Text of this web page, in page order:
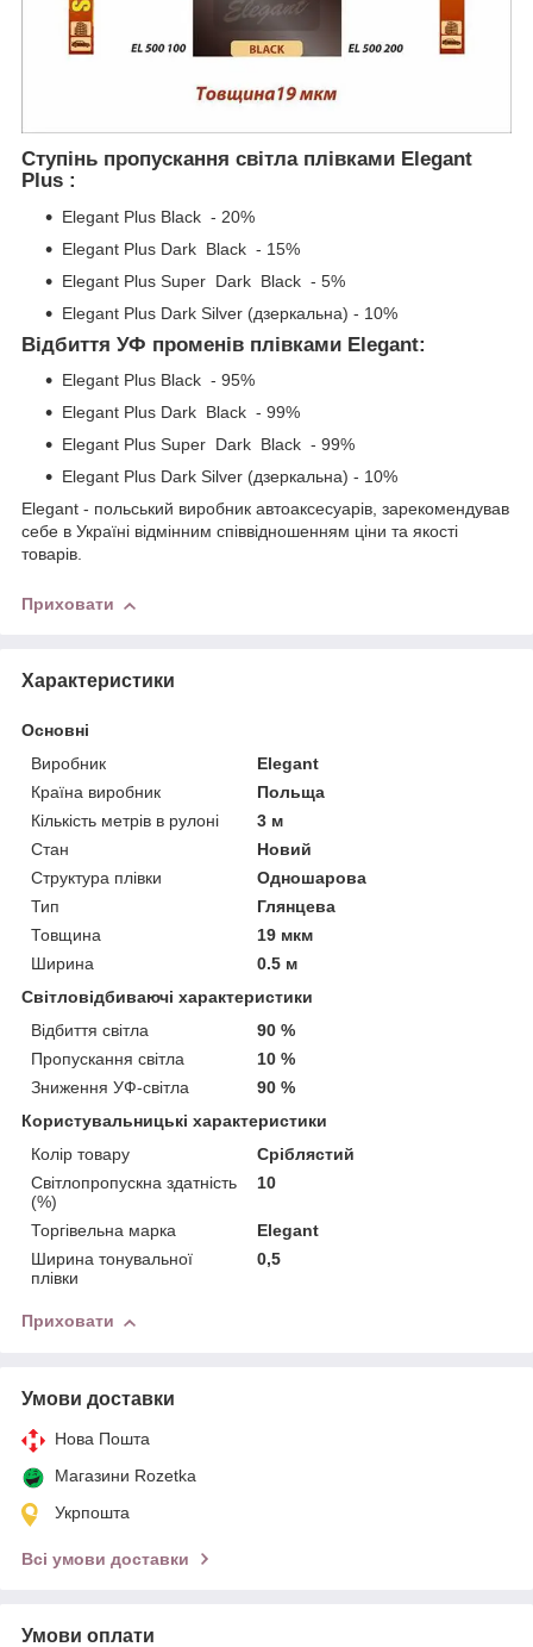
Ступінь пропускання світла плівками Elegant
Plus :
Elegant Plus Black - 20%
Elegant Plus Dark Black - 15%
Elegant Plus Super Dark Black - 5%
Elegant Plus Dark Silver (дзеркальна) - 10%
Відбиття УФ променів плівками Elegant:
Elegant Plus Black - 95%
Elegant Plus Dark Black - 99%
Elegant Plus Super Dark Black - 99%
Elegant Plus Dark Silver (дзеркальна) - 10%
Elegant - польський виробник автоаксесуарів, зарекомендував
себе в Україні відмінним співвідношенням ціни та якості
товарів.
Приховати
Характеристики
Основні
Виробник
Elegant
Країна виробник
Польща
Кількість метрів в рулоні
3 м
Стан
Новий
Структура плівки
Одношарова
Тип
Глянцева
Товщина
19 мкм
Ширина
0.5 м
Світловідбиваючі характеристики
Відбиття світла
90 %
Пропускання світла
10 %
Зниження УФ-світла
90 %
Користувальницькі характеристики
Колір товару
Сріблястий
Світлопропускна здатність
(%)
10
Торгівельна марка
Elegant
Ширина тонувальної
плівки
0,5
Приховати
Умови доставки
Нова Пошта
Магазини Rozetka
Укрпошта
Всі умови доставки
Умови оплати